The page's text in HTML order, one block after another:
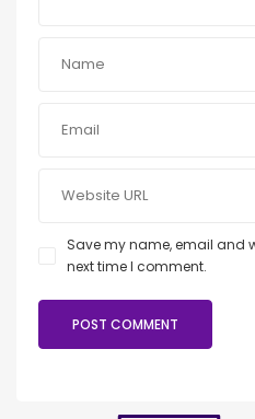
Save my name, email and
next time I comment.